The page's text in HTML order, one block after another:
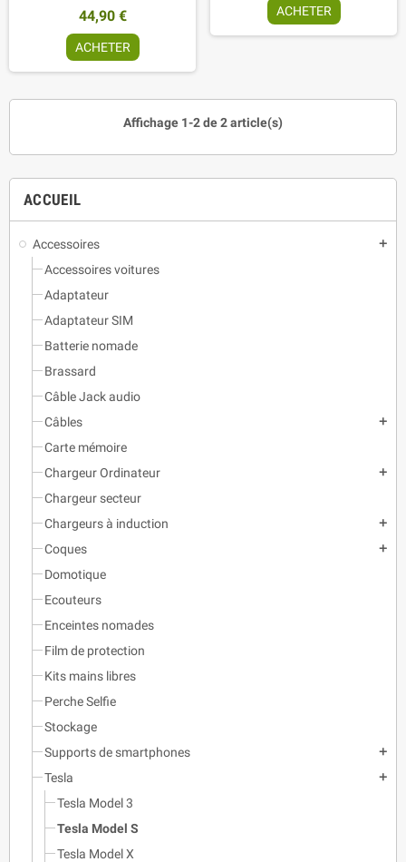
ACCUEIL
Accessoires add
Accessoires voitures
Adaptateur
Adaptateur SIM
Batterie nomade
Brassard
Câble Jack audio
Câbles
add
Carte mémoire
Chargeur Ordinateur
add
Chargeur secteur
Chargeurs à induction
add
Coques add
Domotique
Ecouteurs
Enceintes nomades
Film de protection
Kits mains libres
Perche Selfie
Stockage
Supports de smartphones
add
Tesla add
Tesla Model 3
Tesla Model S
Tesla Model X
44,90 €
ACHETER
ACHETER
Affichage 1-2 de 2 article(s)